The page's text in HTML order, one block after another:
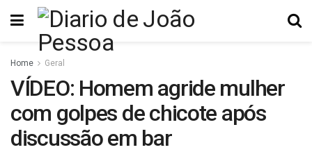
Home Geral
VÍDEO: Homem agride mulher
com golpes de chicote após
discussão em bar